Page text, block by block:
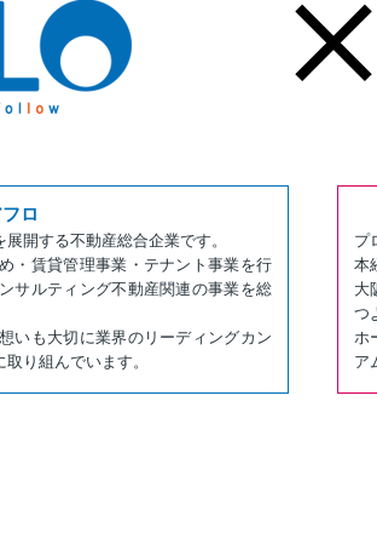
ロ
開する不動産総合企業です。
・賃貸管理事業・テナント事業を行
サルティング不動産関連の事業を総
いも大切に業界のリーディングカン
り組んでいます。
プ
本
大
つ
ホ
ア